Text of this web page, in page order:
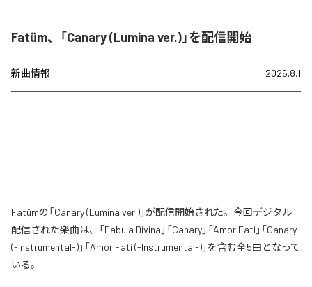
Fatüm、「Canary (Lumina ver.)」を配信開始
新曲情報 2026.8.1
Fatümの「Canary (Lumina ver.)」が配信開始された。今回デジタル
配信された楽曲は、「Fabula Divina」「Canary」「Amor Fati」「Canary
(-Instrumental-)」「Amor Fati (-Instrumental-)」を含む全5曲となって
いる。